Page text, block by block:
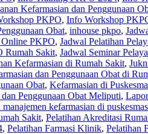
Kefarmasian dan Penggunaan
PKPO, Info Workshop
Obat, inhouse pkpo,
Online PKPO, Jadwal Pelatihan
Rumah Sakit, Jadwal Seminar
Kefarmasian di Rumah Sakit,
dan Penggunaan Obat di
Obat, Kefarmasian di
Penggunaan Obat Meliputi,
kefarmasian di puskesmas
Sakit, Pelatihan Akreditasi
, Pelatihan Farmasi Klinik, Pelatihan